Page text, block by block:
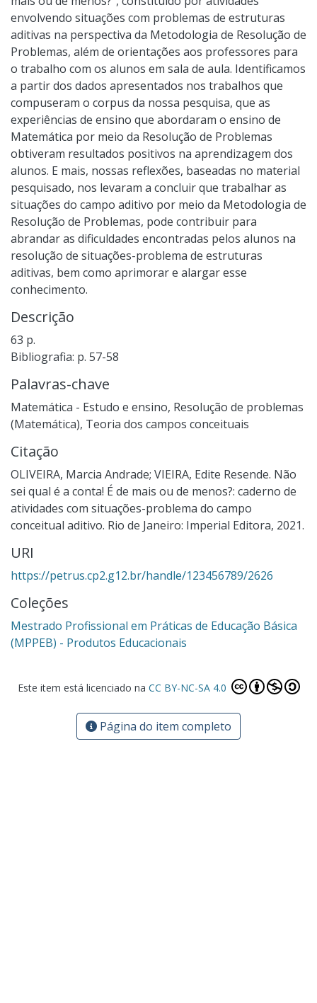
envolvendo situações com problemas de estruturas
aditivas na perspectiva da Metodologia de Resolução de
Problemas, além de orientações aos professores para
o trabalho com os alunos em sala de aula. Identificamos
a partir dos dados apresentados nos trabalhos que
compuseram o corpus da nossa pesquisa, que as
experiências de ensino que abordaram o ensino de
Matemática por meio da Resolução de Problemas
obtiveram resultados positivos na aprendizagem dos
alunos. E mais, nossas reflexões, baseadas no material
pesquisado, nos levaram a concluir que trabalhar as
situações do campo aditivo por meio da Metodologia de
Resolução de Problemas, pode contribuir para
abrandar as dificuldades encontradas pelos alunos na
resolução de situações-problema de estruturas
aditivas, bem como aprimorar e alargar esse
conhecimento.
Descrição
63 p.
Bibliografia: p. 57-58
Palavras-chave
Matemática - Estudo e ensino, Resolução de problemas
(Matemática), Teoria dos campos conceituais
Citação
OLIVEIRA, Marcia Andrade; VIEIRA, Edite Resende. Não
sei qual é a conta! É de mais ou de menos?: caderno de
atividades com situações-problema do campo
conceitual aditivo. Rio de Janeiro: Imperial Editora, 2021.
URI
https://petrus.cp2.g12.br/handle/123456789/2626
Coleções
Mestrado Profissional em Práticas de Educação Básica
(MPPEB) - Produtos Educacionais
Este item está licenciado na CC BY-NC-SA 4.0
Página do item completo